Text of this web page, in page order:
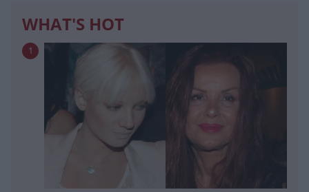
WHAT'S HOT
1